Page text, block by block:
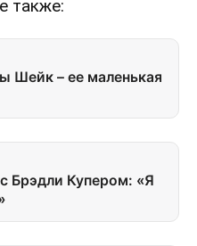
также:
Шейк – ее маленькая
Брэдли Купером: «Я